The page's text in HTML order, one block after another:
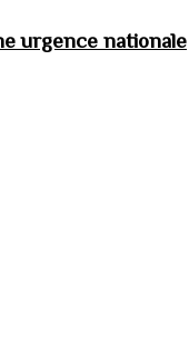
urgence nationale